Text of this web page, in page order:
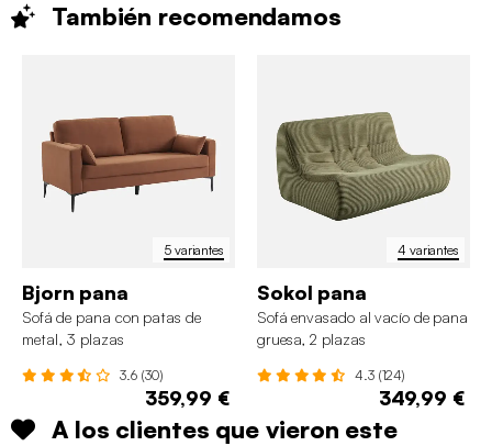
También recomendamos
5 variantes
Bjorn pana
Sofá de pana con patas de
metal, 3 plazas
3.6 (30)
359,99 €
4 variantes
Sokol pana
Sofá envasado al vacío de pana
gruesa, 2 plazas
4.3 (124)
349,99 €
A los clientes que vieron este